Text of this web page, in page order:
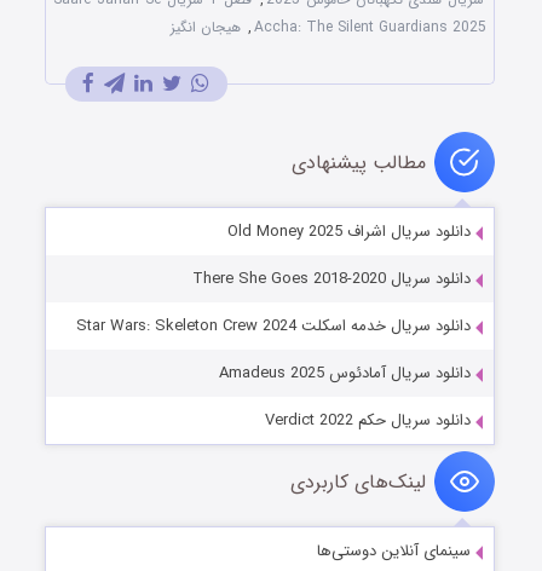
Accha: The Silent Guardians 2025
, هیجان انگیز
مطالب پیشنهادی
دانلود سریال اشراف Old Money 2025
دانلود سریال There She Goes 2018-2020
دانلود سریال خدمه اسکلت Star Wars: Skeleton Crew 2024
دانلود سریال آمادئوس Amadeus 2025
دانلود سریال حکم Verdict 2022
لینک‌های کاربردی
سینمای آنلاین دوستی‌ها